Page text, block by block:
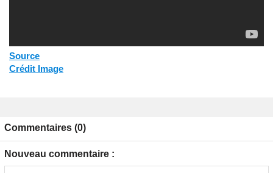
Source
Crédit Image
Commentaires (0)
Nouveau commentaire :